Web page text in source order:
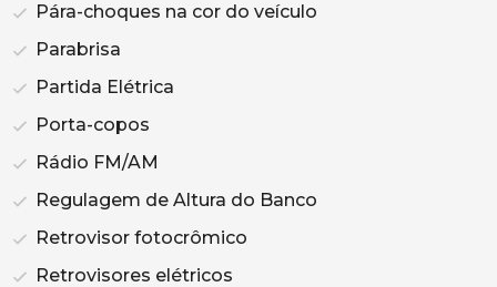
Pára-choques na cor do veículo
Parabrisa
Partida Elétrica
Porta-copos
Rádio FM/AM
Regulagem de Altura do Banco
Retrovisor fotocrômico
Retrovisores elétricos